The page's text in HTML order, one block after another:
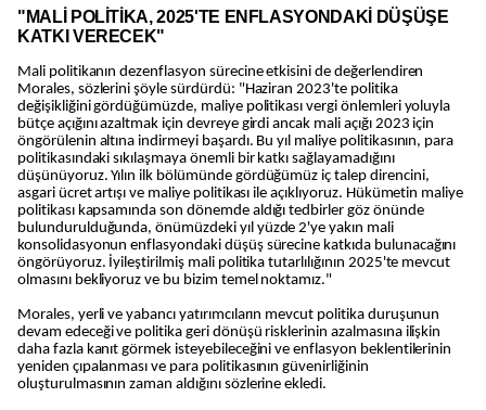
"MALİ POLİTİKA, 2025'TE ENFLASYONDAKİ DÜŞÜŞE
KATKI VERECEK"
Mali politikanın dezenflasyon sürecine etkisini de değerlendiren
Morales, sözlerini şöyle sürdürdü: "Haziran 2023'te politika
değişikliğini gördüğümüzde, maliye politikası vergi önlemleri yoluyla
bütçe açığını azaltmak için devreye girdi ancak mali açığı 2023 için
öngörülenin altına indirmeyi başardı. Bu yıl maliye politikasının, para
politikasındaki sıkılaşmaya önemli bir katkı sağlayamadığını
düşünüyoruz. Yılın ilk bölümünde gördüğümüz iç talep direncini,
asgari ücret artışı ve maliye politikası ile açıklıyoruz. Hükümetin maliye
politikası kapsamında son dönemde aldığı tedbirler göz önünde
bulundurulduğunda, önümüzdeki yıl yüzde 2'ye yakın mali
konsolidasyonun enflasyondaki düşüş sürecine katkıda bulunacağını
öngörüyoruz. İyileştirilmiş mali politika tutarlılığının 2025'te mevcut
olmasını bekliyoruz ve bu bizim temel noktamız."
Morales, yerli ve yabancı yatırımcıların mevcut politika duruşunun
devam edeceği ve politika geri dönüşü risklerinin azalmasına ilişkin
daha fazla kanıt görmek isteyebileceğini ve enflasyon beklentilerinin
yeniden çıpalanması ve para politikasının güvenirliğinin
oluşturulmasının zaman aldığını sözlerine ekledi.